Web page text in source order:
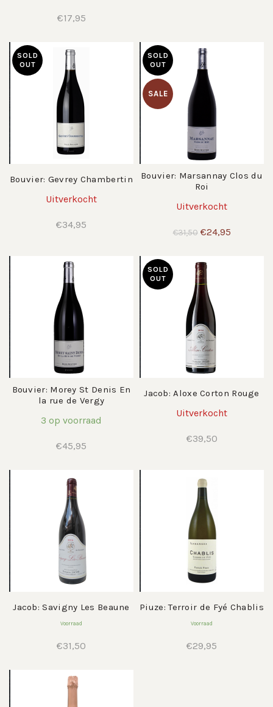
€17,95
SOLD
OUT
Bouvier: Gevrey Chambertin
Uitverkocht
€34,95
SALE
SOLD
OUT
Bouvier: Marsannay Clos du
Roi
Uitverkocht
€31,50 Oorspronkelijke
€31,50.
€24,95Huidige
Bouvier: Morey St Denis En
la rue de Vergy
3 op voorraad
€45,95
SOLD
OUT
Jacob: Aloxe Corton Rouge
Uitverkocht
€39,50
Jacob: Savigny Les Beaune
Voorraad
€31,50
Piuze: Terroir de Fyé Chablis
Voorraad
€29,95